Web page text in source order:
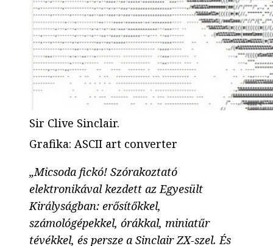
Sir Clive Sinclair.
Grafika: ASCII art converter
„Micsoda fickó! Szórakoztató
elektronikával kezdett az Egyesült
Királyságban: erősítőkkel,
számológépekkel, órákkal, miniatűr
tévékkel, és persze a Sinclair ZX-szel. És